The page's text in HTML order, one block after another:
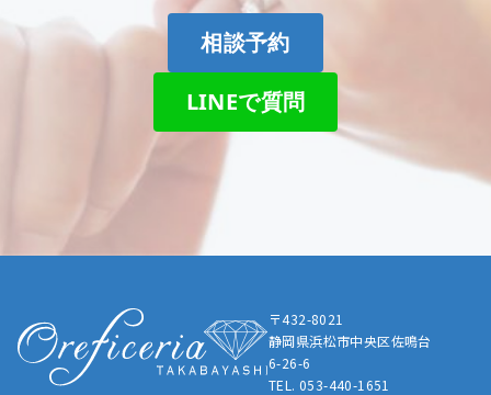
相談予約
LINEで質問
〒432-8021
静岡県浜松市中央区佐鳴台
6-26-6
TEL. 053-440-1651